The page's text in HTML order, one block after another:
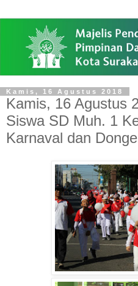
Kamis, 16 Agustus 2018
Kamis, 16 Agustus
Siswa SD Muh. 1
Karnaval dan